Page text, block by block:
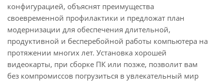
конфигурацией, объяснят преимущества
своевременной профилактики и предложат план
модернизации для обеспечения длительной,
продуктивной и бесперебойной работы компьютера на
протяжении многих лет. Установка хорошей
видеокарты, при сборке ПК или позже, позволит вам
без компромиссов погрузиться в увлекательный мир